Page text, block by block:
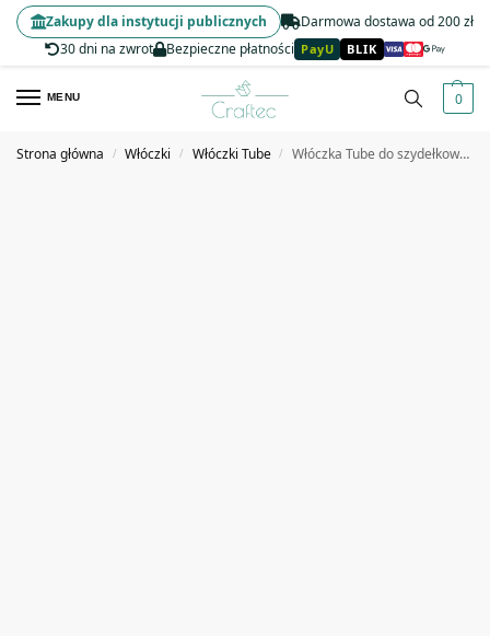
Darmowa dostawa od 200 zł
30 dni na zwrot
Bezpieczne płatności PayU BLIK
Zakupy dla instytucji publicznych
MENU 0
Strona główna / Włóczki / Włóczki Tube / Włóczka Tube do szydełkowania, wyplatania 20 mm szara #1